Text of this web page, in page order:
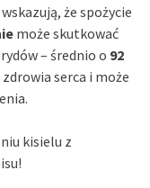
że spożycie
może skutkować
– średnio o 92
serca i może
kisielu z